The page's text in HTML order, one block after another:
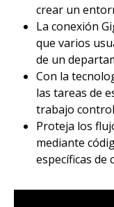
crear un
La conexión
que varios
de un
Con la
las tareas de
trabajo
Proteja los
mediante
específicas de